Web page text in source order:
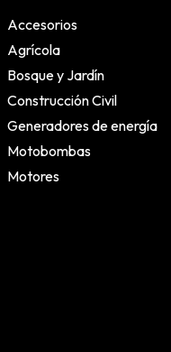
Accesorios
Agrícola
Bosque y Jardín
Construcción Civil
Generadores de energía
Motobombas
Motores